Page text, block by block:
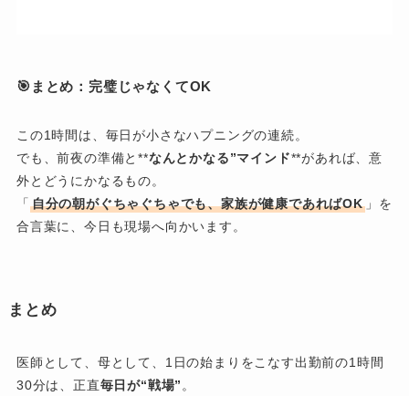
🎯まとめ：完璧じゃなくてOK
この1時間は、毎日が小さなハプニングの連続。
でも、前夜の準備と**なんとかなる”マインド**があれば、意
外とどうにかなるもの。
「 自分の朝がぐちゃぐちゃでも、家族が健康であればOK」を
合言葉に、今日も現場へ向かいます。
まとめ
医師として、母として、1日の始まりをこなす出勤前の1時間
30分は、正直毎日が“戦場” 。